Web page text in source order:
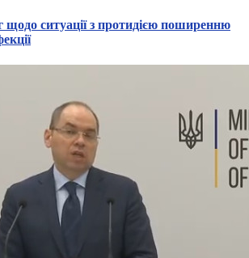
щодо ситуації з протидією поширенню